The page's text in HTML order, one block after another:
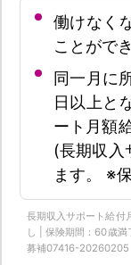
働けなく
ことがで
同一月に
日以上と
ート月額
(長期収
ます。 ※
長期収入サポート給付
し | 保険期間：60歳満
募補07416-20260205